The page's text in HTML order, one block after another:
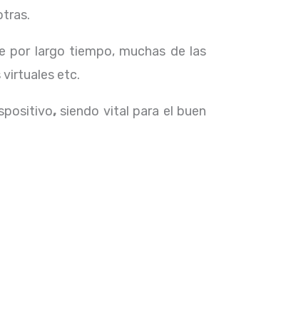
por largo tiempo, muchas de las
virtuales etc.
, siendo vital para el buen